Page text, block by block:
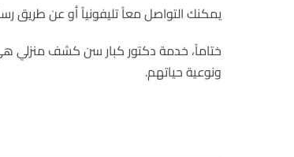
يمكنك التواصل معاً تليفونياً أو عن
ختاماً، خدمة دكتور كبار سن كشف منزلي
ونوعية حياتهم.